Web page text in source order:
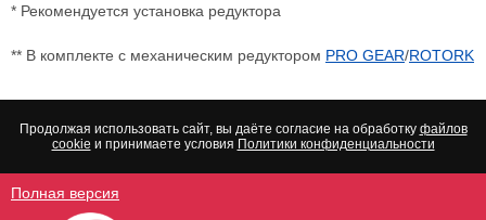
* Рекомендуется установка редуктора
** В комплекте с механическим редуктором PRO GEAR/ROTORK
Продолжая использовать сайт, вы даёте согласие на обработку файлов
cookie и принимаете условия Политики конфиденциальности
Полная версия